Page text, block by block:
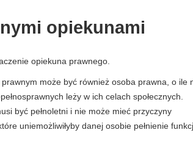
opiekunami
opiekuna prawnego.
może być również osoba prawna, o ile
leży w ich celach społecznych.
być pełnoletni i nie może mieć przyczyny
uniemożliwiłyby danej osobie pełnienie